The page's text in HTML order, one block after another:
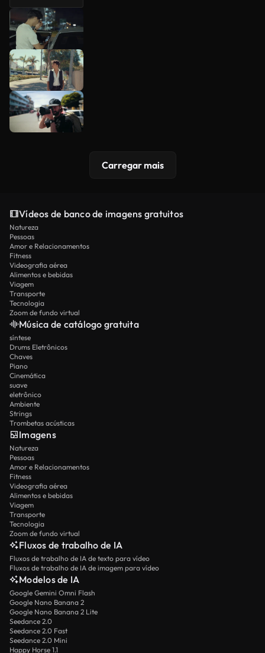
Carregar mais
Vídeos de banco de imagens gratuitos
Natureza
Pessoas
Amor e Relacionamentos
Fitness
Videografia aérea
Alimentos e bebidas
Viagem
Transporte
Tecnologia
Zoom de fundo virtual
Música de catálogo gratuita
síntese
Drums Eletrônicos
Chaves
Piano
Cinemática
suave
eletrônico
Ambiente
Strings
Trombetas acústicas
Imagens
Natureza
Pessoas
Amor e Relacionamentos
Fitness
Videografia aérea
Alimentos e bebidas
Viagem
Transporte
Tecnologia
Zoom de fundo virtual
Fluxos de trabalho de IA
Fluxos de trabalho de IA de texto para vídeo
Fluxos de trabalho de IA de imagem para vídeo
Modelos de IA
Google Gemini Omni Flash
Google Nano Banana 2
Google Nano Banana 2 Lite
Seedance 2.0
Seedance 2.0 Fast
Seedance 2.0 Mini
Happy Horse 1.1